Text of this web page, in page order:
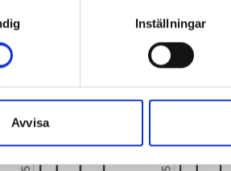
Inställningar
Avvisa